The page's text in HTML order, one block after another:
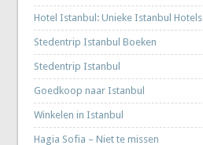
Hotel Istanbul: Unieke Istanbul Hotels
Stedentrip Istanbul Boeken
Stedentrip Istanbul
Goedkoop naar Istanbul
Winkelen in Istanbul
Hagia Sofia – Niet te missen